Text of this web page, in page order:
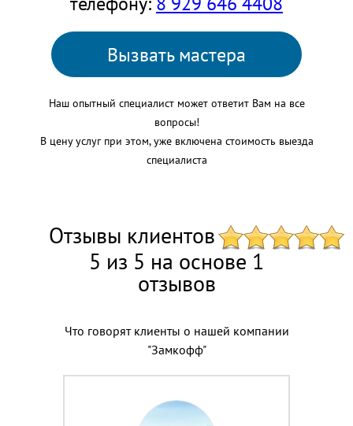
Вызвать мастера
Наш опытный специалист может ответит Вам на все
вопросы!
В цену услуг при этом, уже включена стоимость выезда
специалиста
Отзывы клиентов
5 из 5 на основе 1
отзывов
Что говорят клиенты о нашей компании
"Замкофф"